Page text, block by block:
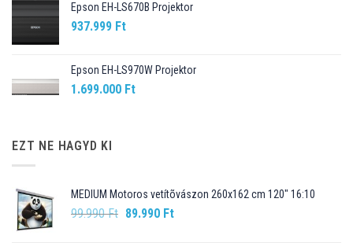
Epson EH-LS670B Projektor
937.999 Ft
Epson EH-LS970W Projektor
1.699.000 Ft
EZT NE HAGYD KI
MEDIUM Motoros vetítõvászon 260x162 cm 120" 16:10
99.990Ft Original
89.990 FtCurrent